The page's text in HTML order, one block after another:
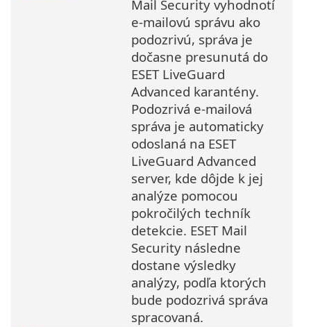
Mail Security vyhodnotí
e-mailovú správu ako
podozrivú, správa je
dočasne presunutá do
ESET LiveGuard
Advanced karantény.
Podozrivá e-mailová
správa je automaticky
odoslaná na ESET
LiveGuard Advanced
server, kde dôjde k jej
analýze pomocou
pokročilých techník
detekcie. ESET Mail
Security následne
dostane výsledky
analýzy, podľa ktorých
bude podozrivá správa
spracovaná.